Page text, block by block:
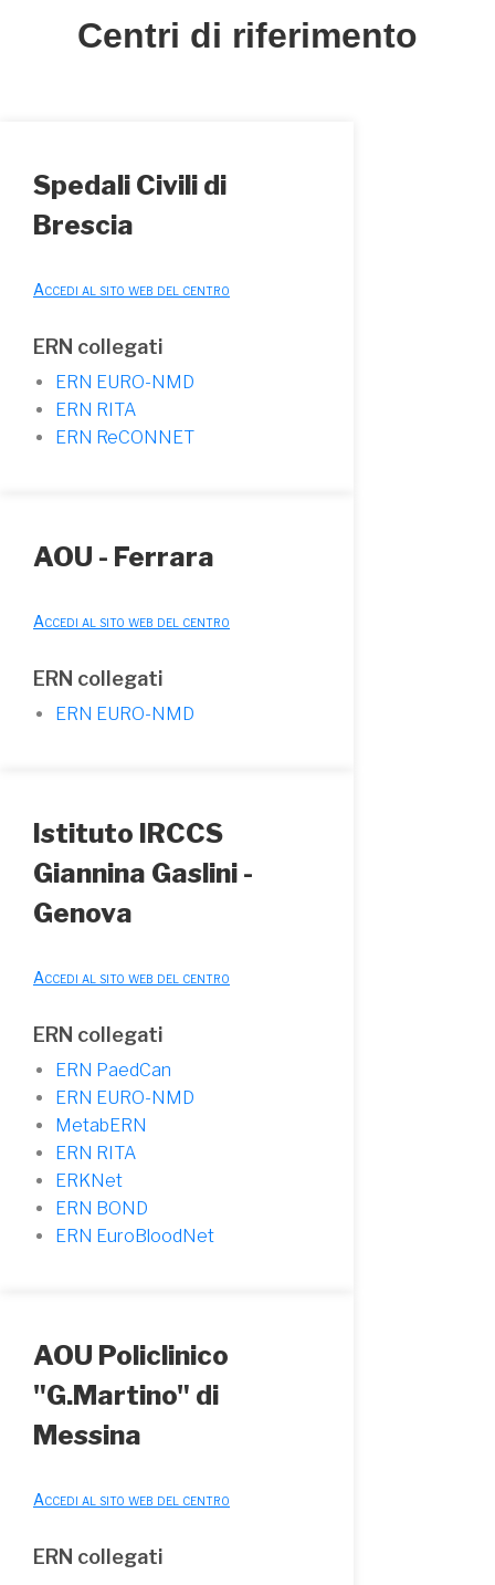
Centri di riferimento
Spedali Civili di
Brescia
Accedi al sito web del centro
ERN collegati
ERN EURO-NMD
ERN RITA
ERN ReCONNET
AOU - Ferrara
Accedi al sito web del centro
ERN collegati
ERN EURO-NMD
Istituto IRCCS
Giannina Gaslini -
Genova
Accedi al sito web del centro
ERN collegati
ERN PaedCan
ERN EURO-NMD
MetabERN
ERN RITA
ERKNet
ERN BOND
ERN EuroBloodNet
AOU Policlinico
"G.Martino" di
Messina
Accedi al sito web del centro
ERN collegati